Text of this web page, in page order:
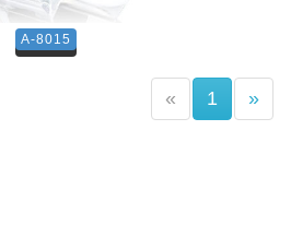
A-8015
« 1 (current)
»